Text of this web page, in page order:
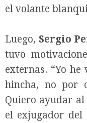
el volante
Luego, Sergio
tuvo
externas. “Yo
hincha, no por
Quiero ayudar
el exjugador del